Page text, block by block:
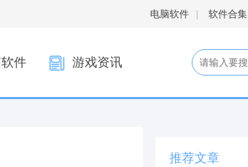
电脑软件 | 软件合集
件 游戏资讯
推荐文章